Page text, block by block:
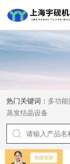
热门关键词： 多功
蒸发结晶设备